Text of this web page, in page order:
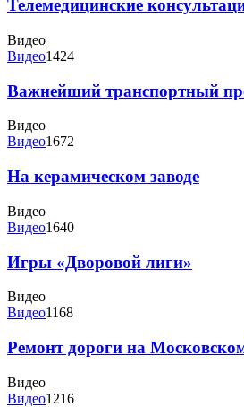
Телемедицинские
Видео
Видео1424
Важнейший транспортный
Видео
Видео1672
На керамическом заводе
Видео
Видео1640
Игры «Дворовой лиги»
Видео
Видео1168
Ремонт дороги на
Видео
Видео1216